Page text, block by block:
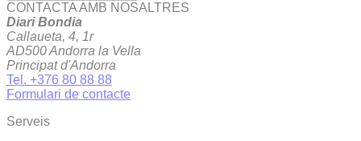
CONTACTA AMB NOSALTRES
Diari Bondia
Callaueta, 4, 1r
AD500 Andorra la Vella
Principat d'Andorra
Tel. +376 80 88 88
Formulari de contacte
Serveis